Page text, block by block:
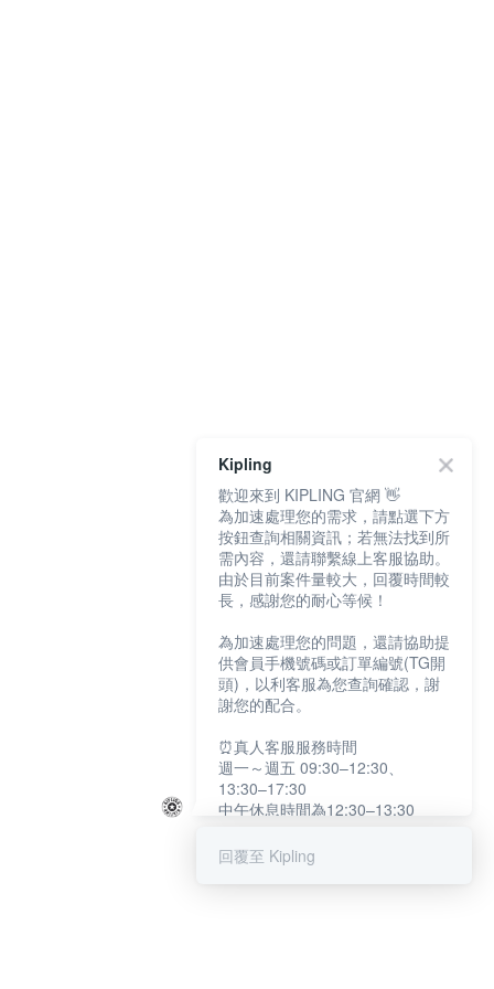
Kipling
歡迎來到 KIPLING 官網 👋
為加速處理您的需求，請點選下方
按鈕查詢相關資訊；若無法找到所
需內容，還請聯繫線上客服協助。
由於目前案件量較大，回覆時間較
長，感謝您的耐心等候！
為加速處理您的問題，還請協助提
供會員手機號碼或訂單編號(TG開
頭)，以利客服為您查詢確認，謝
謝您的配合。
⏰真人客服服務時間
週一～週五 09:30–12:30、
13:30–17:30
中午休息時間為12:30–13:30
提醒您：系統會自動已讀訊息，如
回覆至 Kipling